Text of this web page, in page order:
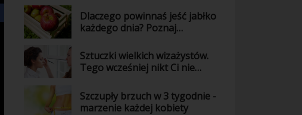
Dlaczego powinnaś jeść jabłko
każdego dnia? Poznaj
owocu
Sztuczki wielkich wizażystów.
Tego wcześniej nikt Ci nie
Szczupły brzuch w 3 tygodnie -
marzenie każdej kobiety